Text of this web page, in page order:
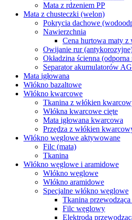
Mata z rdzeniem PP
Mata z chusteczki (welon)
Pokrycia dachowe
Nawierzchnia
Cena hurtowa maty z
Owijanie rur
Okładzina ścienna
Separator akumulatorów
Mata igłowana
Włókno bazaltowe
Włókno kwarcowe
Tkanina z włókien
Włókna kwarcowe cięte
Mata igłowana kwarcowa
Przędza z włókien
Włókno węglowe aktywowane
Filc (mata)
Tkanina
Włókno węglowe i aramidowe
Włókno węglowe
Włókno aramidowe
Specjalne włókno węglowe
Tkanina
Filc węglowy
Elektroda